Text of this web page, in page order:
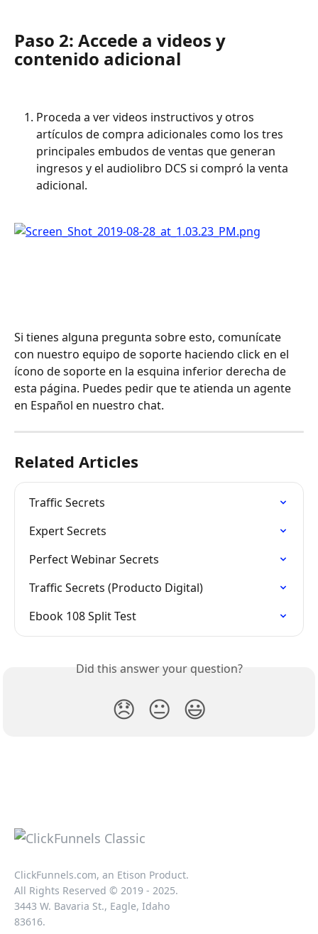
Paso 2: Accede a videos y
contenido adicional
Proceda a ver videos instructivos y otros
artículos de compra adicionales como los tres
principales embudos de ventas que generan
ingresos y el audiolibro DCS si compró la venta
adicional.
Si tienes alguna pregunta sobre esto, comunícate
con nuestro equipo de soporte haciendo click en el
ícono de soporte en la esquina inferior derecha de
esta página. Puedes pedir que te atienda un agente
en Español en nuestro chat.
Related Articles
Traffic Secrets
Expert Secrets
Perfect Webinar Secrets
Traffic Secrets (Producto Digital)
Ebook 108 Split Test
Did this answer your question?
😞 😐 😃
ClickFunnels.com, an Etison Product.
All Rights Reserved © 2019 - 2025.
3443 W. Bavaria St., Eagle, Idaho
83616.